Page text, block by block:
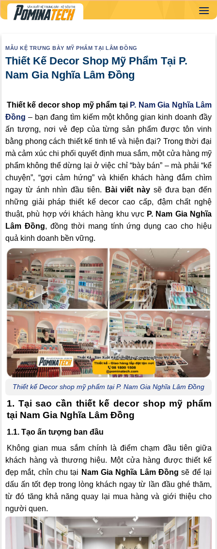
Skip
to
MẪU KỆ TRƯNG BÀY MỸ PHẨM TẠI LÂM ĐỒNG
Thiết Kế Decor Shop Mỹ Phẩm Tại P.
Nam Gia Nghĩa Lâm Đồng
Thiết kế decor shop mỹ phẩm tại P. Nam Gia Nghĩa Lâm
Đồng – bạn đang tìm kiếm một không gian kinh doanh đầy
ấn tượng, nơi vẻ đẹp của từng sản phẩm được tôn vinh
bằng phong cách thiết kế tinh tế và hiện đại? Trong thời đại
mà cảm xúc chi phối quyết định mua sắm, một cửa hàng mỹ
phẩm không thể dừng lại ở việc chỉ “bày bán” – mà phải “kể
chuyện”, “gợi cảm hứng” và khiến khách hàng đắm chìm
ngay từ ánh nhìn đầu tiên.
Bài viết này sẽ đưa bạn đến
những giải pháp thiết kế decor cao cấp, đậm chất nghệ
thuật, phù hợp với khách hàng khu vựcP. Nam Gia Nghĩa
Lâm Đồng, đồng thời mang tính ứng dụng cao cho hiệu
quả kinh doanh bền vững.
Thiết kế Decor shop mỹ phẩm tại P. Nam Gia Nghĩa Lâm Đồng
1. Tại sao cần thiết kế decor shop mỹ phẩm
tại Nam Gia Nghĩa Lâm Đồng
1.1. Tạo ấn tượng ban đầu
Không gian mua sắm chính là điểm chạm đầu tiên giữa
khách hàng và thương hiệu. Một cửa hàng được thiết kế
đẹp mắt, chỉn chu tại Nam Gia Nghĩa Lâm Đồng sẽ để lại
dấu ấn tốt đẹp trong lòng khách ngay từ lần đầu ghé thăm,
từ đó tăng khả năng quay lại mua hàng và giới thiệu cho
người quen.